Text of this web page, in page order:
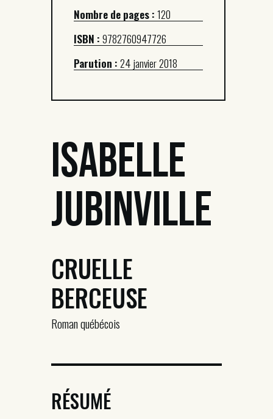
Nombre de pages :120
ISBN :9782760947726
Parution :24 janvier 2018
Isabelle
Jubinville
CRUELLE
BERCEUSE
Roman québécois
RÉSUMÉ